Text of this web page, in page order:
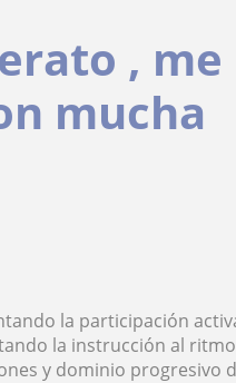
, me
mucha
la participación
la instrucción al
y dominio progresivo